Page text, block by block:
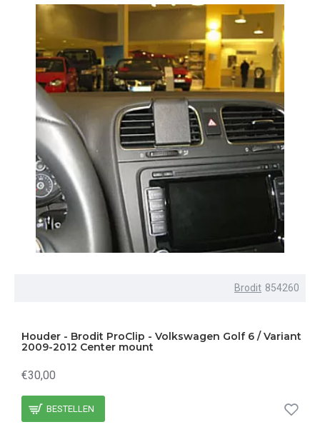
Brodit 854260
Houder - Brodit ProClip - Volkswagen Golf 6 / Variant
2009-2012 Center mount
€30,00
BESTELLEN